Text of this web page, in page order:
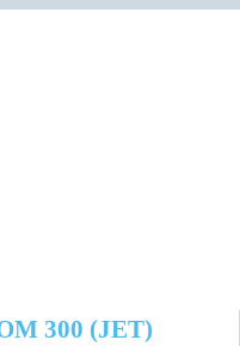
300 (JET)